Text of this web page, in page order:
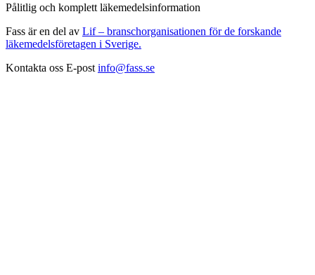
Pålitlig och komplett läkemedelsinformation
Fass är en del av Lif – branschorganisationen för de forskande
läkemedelsföretagen i Sverige.
Kontakta oss E-post info@fass.se